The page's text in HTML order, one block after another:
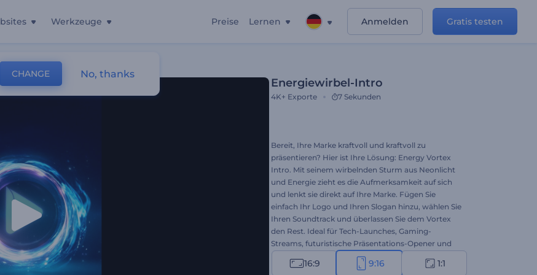
Werkzeuge Preise Lernen Anmelden Gratis testen
Energiewirbel-Intro
4K+ Exporte 7 Sekunden
Bereit, Ihre Marke kraftvoll und kraftvoll zu
präsentieren? Hier ist Ihre Lösung: Energy Vortex
Intro. Mit seinem wirbelnden Sturm aus Neonlicht
und Energie zieht es die Aufmerksamkeit auf sich
und lenkt sie direkt auf Ihre Marke. Fügen Sie
einfach Ihr Logo und Ihren Slogan hinzu, wählen Sie
Ihren Soundtrack und überlassen Sie dem Vortex
den Rest. Ideal für Tech-Launches, Gaming-
Streams, futuristische Präsentations-Opener und
andere hochintensive Inhalte. Probieren Sie es
gleich aus!16:9 9:16 1:1
CHANGE No, thanks